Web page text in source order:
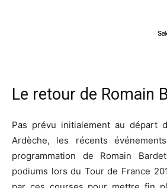
Le retour de Romain
Pas prévu initialement au départ
Ardèche, les récents
programmation de Romain
podiums lors du Tour de France